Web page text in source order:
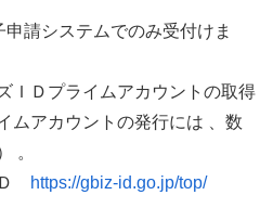
請システムでのみ受付けま
イムアカウントの取得
ムアカウントの発行には 、数
。
https://gbiz-id.go.jp/top/